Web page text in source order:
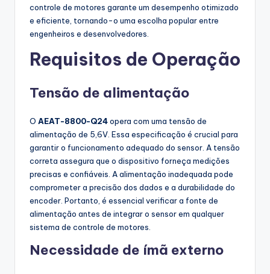
controle de motores garante um desempenho otimizado
e eficiente, tornando-o uma escolha popular entre
engenheiros e desenvolvedores.
Requisitos de Operação
Tensão de alimentação
O AEAT-8800-Q24opera com uma tensão de
alimentação de 5,6V. Essa especificação é crucial para
garantir o funcionamento adequado do sensor. A tensão
correta assegura que o dispositivo forneça medições
precisas e confiáveis. A alimentação inadequada pode
comprometer a precisão dos dados e a durabilidade do
encoder. Portanto, é essencial verificar a fonte de
alimentação antes de integrar o sensor em qualquer
sistema de controle de motores.
Necessidade de ímã externo